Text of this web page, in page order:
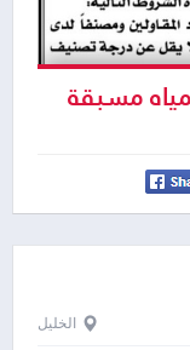
مسبقة
الخليل